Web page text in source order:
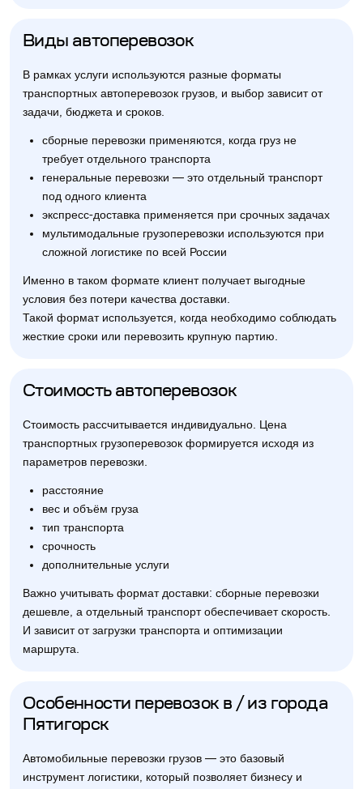
Виды автоперевозок
В рамках услуги используются разные форматы
транспортных автоперевозок грузов, и выбор зависит от
задачи, бюджета и сроков.
сборные перевозки применяются, когда груз не
требует отдельного транспорта
генеральные перевозки — это отдельный транспорт
под одного клиента
экспресс-доставка применяется при срочных задачах
мультимодальные грузоперевозки используются при
сложной логистике по всей России
Именно в таком формате клиент получает выгодные
условия без потери качества доставки.
Такой формат используется, когда необходимо соблюдать
жесткие сроки или перевозить крупную партию.
Стоимость автоперевозок
Стоимость рассчитывается индивидуально. Цена
транспортных грузоперевозок формируется исходя из
параметров перевозки.
расстояние
вес и объём груза
тип транспорта
срочность
дополнительные услуги
Важно учитывать формат доставки: сборные перевозки
дешевле, а отдельный транспорт обеспечивает скорость.
И зависит от загрузки транспорта и оптимизации
маршрута.
Особенности перевозок в / из города
Пятигорск
Автомобильные перевозки грузов — это базовый
инструмент логистики, который позволяет бизнесу и